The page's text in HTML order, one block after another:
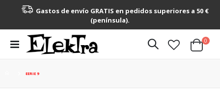
Gastos de envío GRATIS en pedidos superiores a 50 €
(península).
Toggle
Nav
Cart
0
EERIE 9